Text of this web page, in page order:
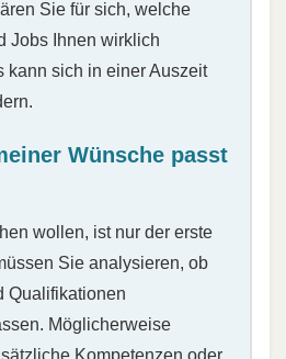
Sie für sich, welche
Jobs Ihnen wirklich
kann sich in einer Auszeit
Wünsche passt
wollen, ist nur der erste
Sie analysieren, ob
Qualifikationen
Möglicherweise